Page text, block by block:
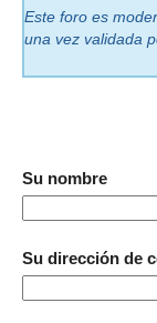
Este foro es
una vez validada
Su nombre
Su dirección de